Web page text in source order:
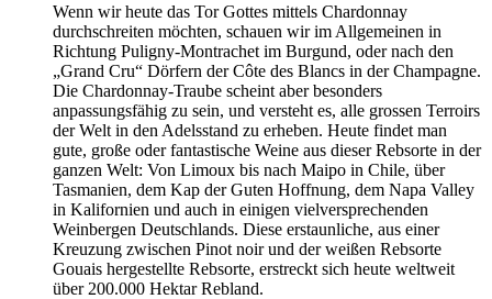
Wenn wir heute das Tor Gottes mittels Chardonnay
durchschreiten möchten, schauen wir im Allgemeinen in
Richtung Puligny-Montrachet im Burgund, oder nach den
„Grand Cru“ Dörfern der Côte des Blancs in der Champagne.
Die Chardonnay-Traube scheint aber besonders
anpassungsfähig zu sein, und versteht es, alle grossen Terroirs
der Welt in den Adelsstand zu erheben. Heute findet man
gute, große oder fantastische Weine aus dieser Rebsorte in der
ganzen Welt: Von Limoux bis nach Maipo in Chile, über
Tasmanien, dem Kap der Guten Hoffnung, dem Napa Valley
in Kalifornien und auch in einigen vielversprechenden
Weinbergen Deutschlands. Diese erstaunliche, aus einer
Kreuzung zwischen Pinot noir und der weißen Rebsorte
Gouais hergestellte Rebsorte, erstreckt sich heute weltweit
über 200.000 Hektar Rebland.